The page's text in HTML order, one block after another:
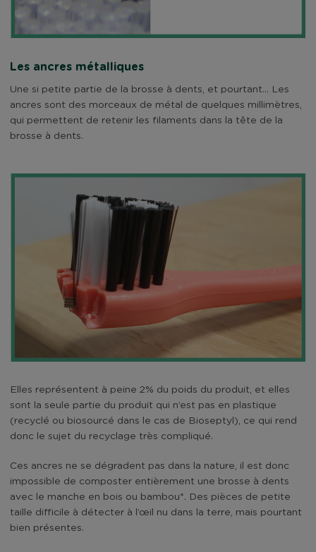
Les ancres métalliques
Une si petite partie de la brosse à dents, et pourtant… Les
ancres sont des morceaux de métal de quelques millimètres,
qui permettent de retenir les filaments dans la tête de la
brosse à dents.
Elles représentent à peine 2% du poids du produit, et elles
sont la seule partie du produit qui n’est pas en plastique
(recyclé ou biosourcé dans le cas de Bioseptyl), ce qui rend
donc le sujet du recyclage très compliqué.
Ces ancres ne se dégradent pas dans la nature, il est donc
impossible de composter entièrement une brosse à dents
avec le manche en bois ou bambou*. Des pièces de petite
taille difficile à détecter à l’œil nu dans la terre, mais pourtant
bien présentes.